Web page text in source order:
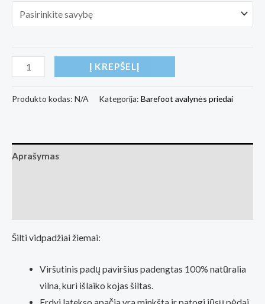
produkto
Wool
barefoot
avalynei
Į KREPŠELĮ
Produkto kodas: N/A Kategorija: Barefoot avalynės priedai
Aprašymas
Šilti vidpadžiai žiemai:
Viršutinis padų paviršius padengtas 100% natūralia
vilna, kuri išlaiko kojas šiltas.